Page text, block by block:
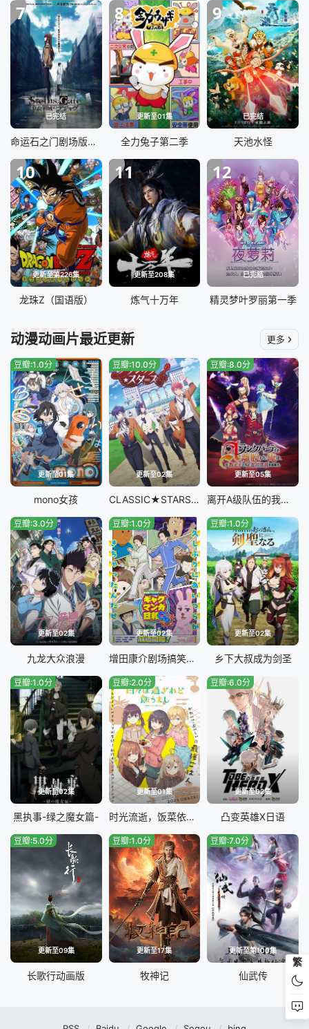
7
已完结
命运石之门剧场版：负荷领域的既视感
8
更新至01集
全力兔子第二季
9
已完结
天池水怪
10
更新至第226集
龙珠Z（国语版）
11
更新至208集
炼气十万年
12
已完结
精灵梦叶罗丽第一季
动漫动画片最近更新
LATEST UPDATE 更多
更新至01集
豆瓣:1.0分
mono女孩
更新至02集
豆瓣:10.0分
CLASSIC★STARS–古典乐★之星
更新至05集
豆瓣:8.0分
离开A级队伍的我，和从前的弟子往迷宫深处迈进
更新至02集
豆瓣:3.0分
九龙大众浪漫
更新至02集
豆瓣:1.0分
增田康介剧场搞笑漫画日和GB
更新至02集
豆瓣:1.0分
乡下大叔成为剑圣
更新至02集
豆瓣:1.0分
黑执事-绿之魔女篇-
更新至01集
豆瓣:2.0分
时光流逝，饭菜依旧美味
更新至02集
豆瓣:6.0分
凸变英雄X日语
更新至09集
豆瓣:5.0分
长歌行动画版
更新至17集
豆瓣:1.0分
牧神记
更新至第100集
豆瓣:7.0分
仙武传
繁